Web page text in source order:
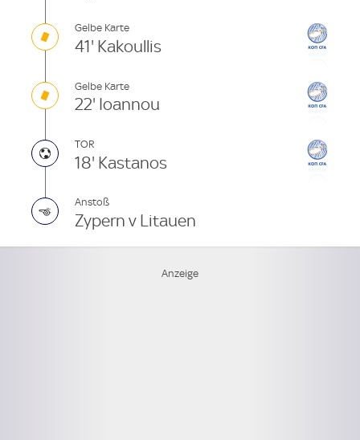
Gelbe Karte
41' Kakoullis
Gelbe Karte
22' Ioannou
TOR
18' Kastanos
Anstoß
Zypern v Litauen